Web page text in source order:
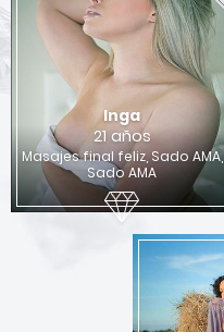
Inga
21 años
Masajes final feliz, Sado AMA,
Sado AMA